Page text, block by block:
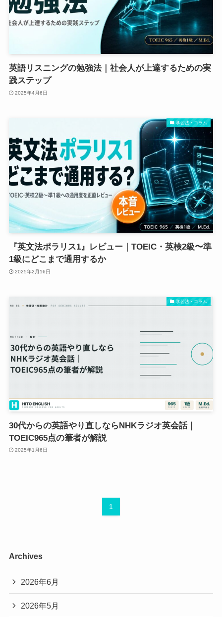
英語リスニングの勉強法｜社会人が上達するための実
践ステップ
2025年4月6日
学習法・コラム
『英文法ポラリス1』レビュー｜TOEIC・英検2級〜準
1級にどこまで通用するか
2025年2月16日
学習法・コラム
30代からの英語やり直しならNHKラジオ英会話｜
TOEIC965点の筆者が解説
2025年1月6日
1
Archives
2026年6月
2026年5月